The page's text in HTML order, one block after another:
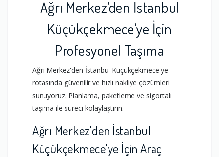
Ağrı Merkez'den İstanbul
Küçükçekmece'ye İçin
Profesyonel Taşıma
Ağrı Merkez'den İstanbul Küçükçekmece'ye
rotasında güvenilir ve hızlı nakliye çözümleri
sunuyoruz. Planlama, paketleme ve sigortalı
taşıma ile süreci kolaylaştırın.
Ağrı Merkez'den İstanbul
Küçükçekmece'ye İçin Araç